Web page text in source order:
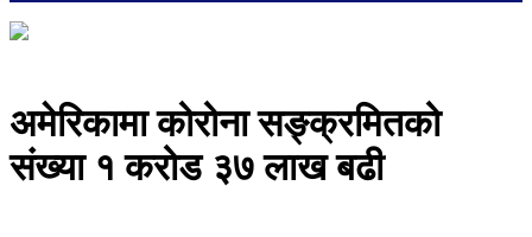
अमेरिकामा कोरोना सङ्क्रमितको
संख्या १ करोड ३७ लाख बढी